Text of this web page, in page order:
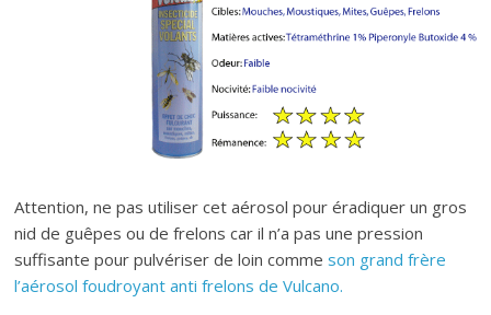
Attention, ne pas utiliser cet aérosol pour éradiquer un gros
nid de guêpes ou de frelons car il n’a pas une pression
suffisante pour pulvériser de loin commeson grand frère
l’aérosol foudroyant anti frelons de Vulcano.